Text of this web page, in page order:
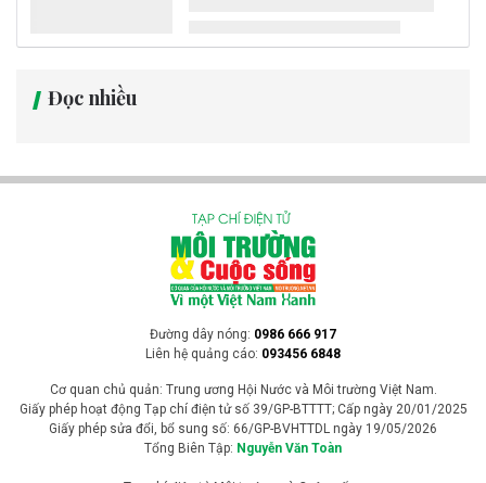
Đọc nhiều
Đường dây nóng: 0986 666 917
Liên hệ quảng cáo: 093456 6848
Cơ quan chủ quản: Trung ương Hội Nước và Môi trường Việt Nam.
Giấy phép hoạt động Tạp chí điện tử số 39/GP-BTTTT; Cấp ngày 20/01/2025
Giấy phép sửa đổi, bổ sung số: 66/GP-BVHTTDL ngày 19/05/2026
Tổng Biên Tập: Nguyễn Văn Toàn